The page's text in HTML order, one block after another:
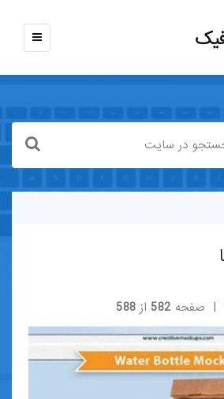
نمایش
| صفحه582 از 588